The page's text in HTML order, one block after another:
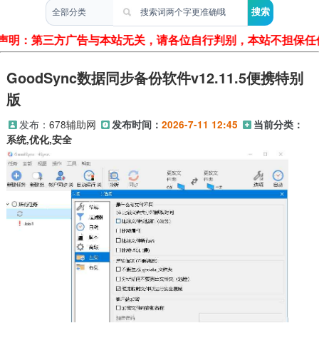
声明：第三方广告与本站无关，请各位自行判别，本站不担保
GoodSync数据同步备份软件v12.11.5便携特别
版
发布： 678辅助网 发布时间： 2026-7-11 12:45
当前分类：
系统,优化,安全